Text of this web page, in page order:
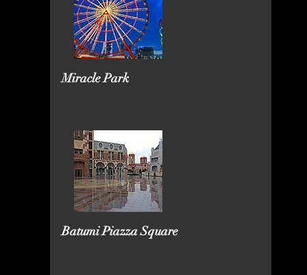
Miracle Park
Batumi Piazza Square​